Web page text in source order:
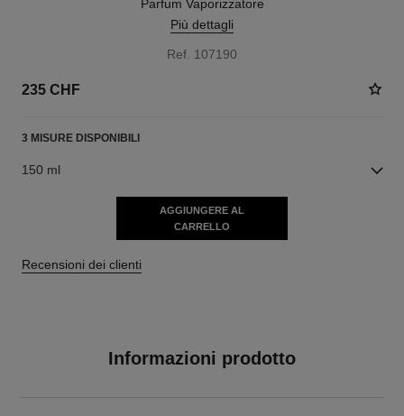
Parfum Vaporizzatore
Più dettagli
Ref. 107190
235 CHF
3 MISURE DISPONIBILI
150 ml
AGGIUNGERE AL
CARRELLO
Recensioni dei clienti
Informazioni prodotto